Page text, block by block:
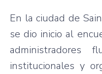
En la ciudad de
se dio inicio al
administradores
institucionales y